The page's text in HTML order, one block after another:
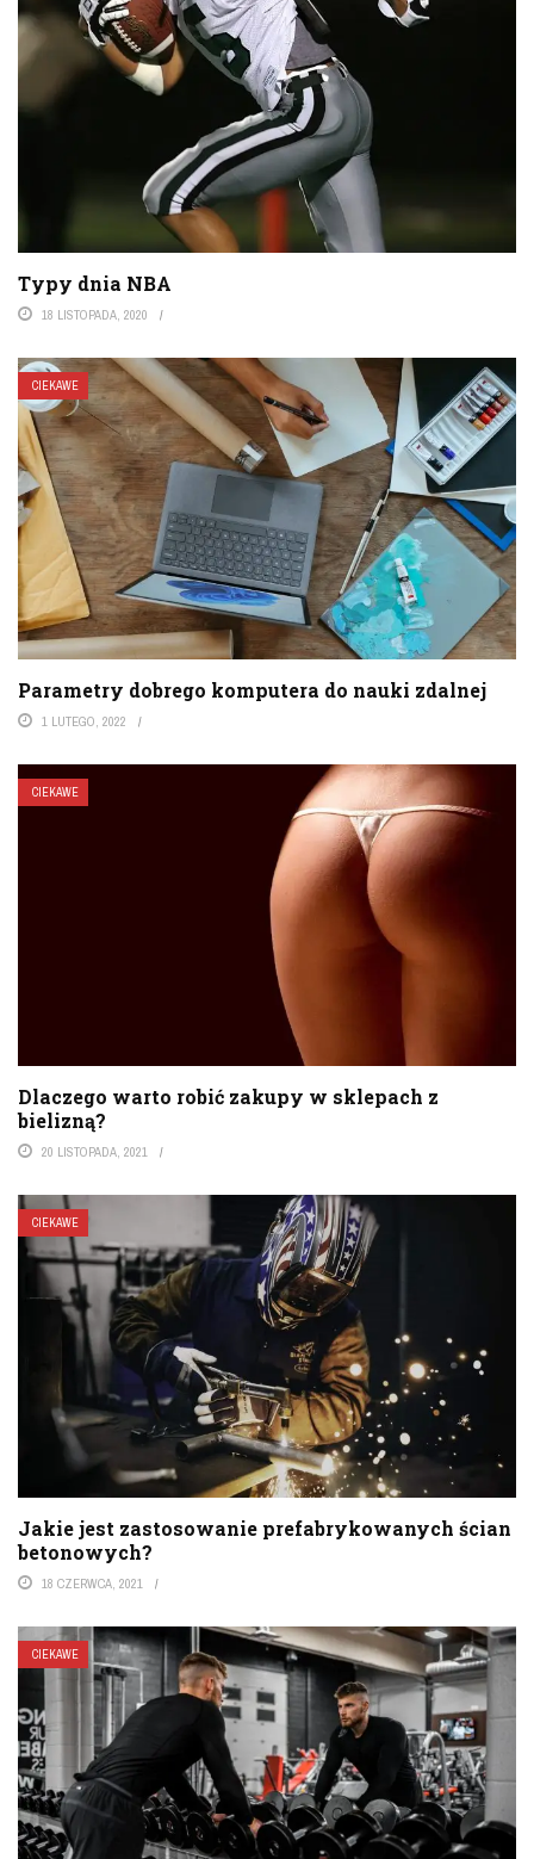
Typy dnia NBA
18 LISTOPADA, 2020
CIEKAWE
Parametry dobrego komputera do nauki zdalnej
1 LUTEGO, 2022
CIEKAWE
Dlaczego warto robić zakupy w sklepach z
bielizną?
20 LISTOPADA, 2021
CIEKAWE
Jakie jest zastosowanie prefabrykowanych ścian
betonowych?
18 CZERWCA, 2021
CIEKAWE